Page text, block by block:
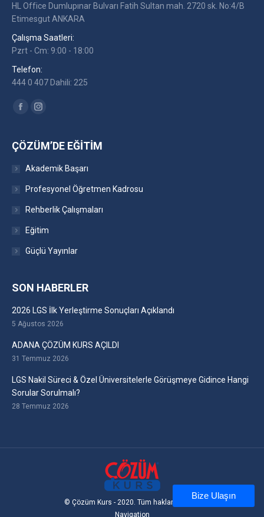
HL Office Dumlupınar Bulvarı Fatih Sultan mah. 2720 sk. No:4/B
Etimesgut ANKARA
Çalışma Saatleri:
Pzrt - Cm: 9:00 - 18:00
Telefon:
444 0 407 Dahili: 225
Find us on:
FacebookInstagram
ÇÖZÜM’DE EĞITIM
Akademik Başarı
Profesyonel Öğretmen Kadrosu
Rehberlik Çalışmaları
Eğitim
Güçlü Yayınlar
SON HABERLER
2026 LGS İlk Yerleştirme Sonuçları Açıklandı
5 Ağustos 2026
ADANA ÇÖZÜM KURS AÇILDI
31 Temmuz 2026
LGS Nakil Süreci & Özel Üniversitelerle Görüşmeye Gidince Hangi
Sorular Sorulmalı?
28 Temmuz 2026
© Çözüm Kurs - 2020. Tüm hakları saklıdır
Navigation
Bize Ulaşın